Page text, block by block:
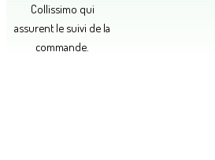
Collissimo qui
assurent le suivi de la
commande.